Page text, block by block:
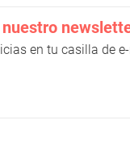
en tu casilla de